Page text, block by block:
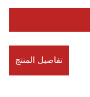
تفاصيل المنتج